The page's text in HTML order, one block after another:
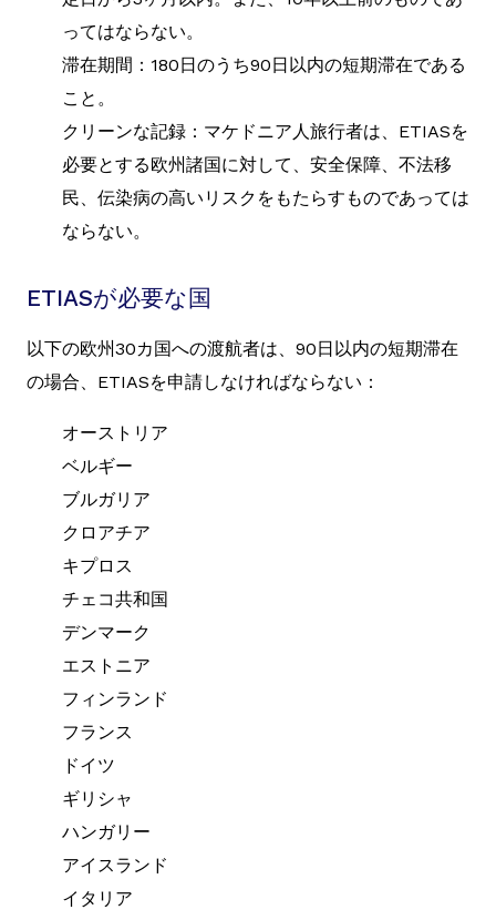
ってはならない。
滞在期間：180日のうち90日以内の短期滞在である
こと。
クリーンな記録：マケドニア人旅行者は、ETIASを
必要とする欧州諸国に対して、安全保障、不法移
民、伝染病の高いリスクをもたらすものであっては
ならない。
ETIASが必要な国
以下の欧州30カ国への渡航者は、90日以内の短期滞在
の場合、ETIASを申請しなければならない：
オーストリア
ベルギー
ブルガリア
クロアチア
キプロス
チェコ共和国
デンマーク
エストニア
フィンランド
フランス
ドイツ
ギリシャ
ハンガリー
アイスランド
イタリア